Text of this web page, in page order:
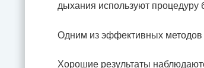
дыхания используют процедуру
Одним из эффективных методов
Хорошие результаты